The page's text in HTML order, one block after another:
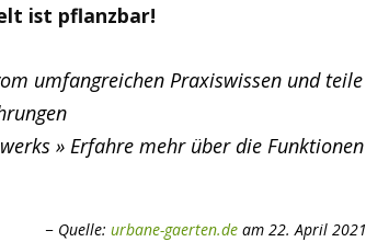
ist pflanzbar!
umfangreichen Praxiswissen und teile
» Erfahre mehr über die Funktionen
Quelle: urbane-gaerten.de am 22. April 2021